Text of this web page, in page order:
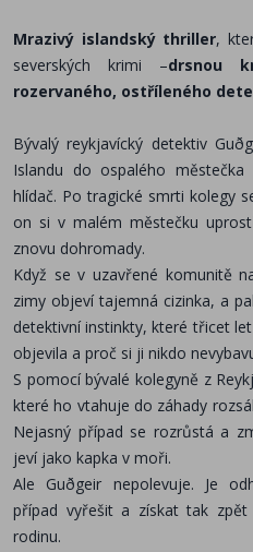
Mrazivý islandský thriller,
severských krimi –drsnou
rozervaného, ostříleného
Bývalý reykjavícký detektiv
Islandu do ospalého
hlídač. Po tragické smrti kolegy
on si v malém městečku
znovu dohromady.
Když se v uzavřené komunitě
zimy objeví tajemná cizinka, a
detektivní instinkty, které třicet
objevila a proč si ji nikdo
S pomocí bývalé kolegyně z
které ho vtahuje do záhady
Nejasný případ se rozrůstá a
jeví jako kapka v moři.
Ale Guðgeir nepolevuje. Je
případ vyřešit a získat tak
rodinu.